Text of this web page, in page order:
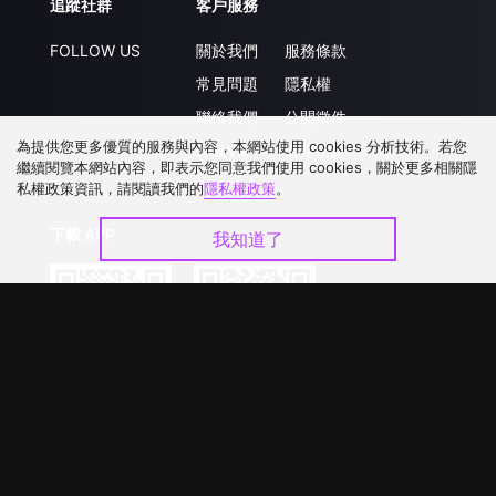
追蹤社群
FOLLOW US
客戶服務
關於我們
常見問題
聯絡我們
升級VIP
服務條款
隱私權
公開徵件
合作洽談
為提供您更多優質的服務與內容，本網站使用 cookies 分析技術。若您
繼續閱覽本網站內容，即表示您同意我們使用 cookies，關於更多相關隱
私權政策資訊，請閱讀我們的隱私權政策。
我知道了